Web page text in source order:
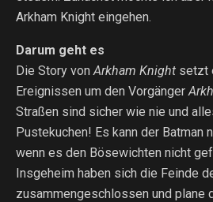
Arkham Knight eingehen.
Darum geht es
Die Story vonArkham Knight setzt
Ereignissen um den Vorgänger
Straßen sind sicher wie nie und
Pustekuchen! Es kann der Batman
wenn es den Bösewichten nicht
Insgeheim haben sich die Feinde
zusammengeschlossen und plane